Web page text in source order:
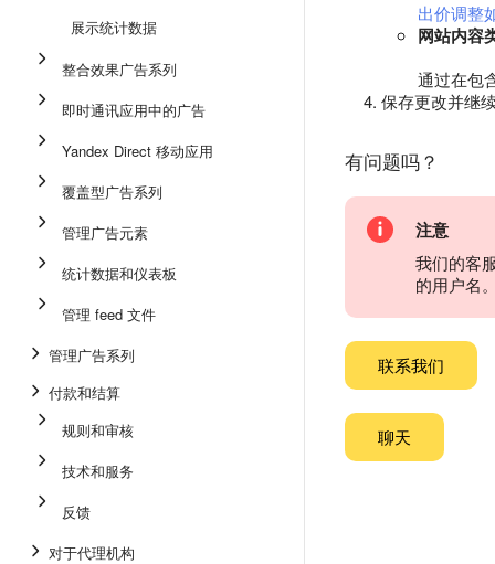
展示统计数据
整合效果广告系列
即时通讯应用中的广告
Yandex Direct 移动应用
覆盖型广告系列
管理广告元素
统计数据和仪表板
管理 feed 文件
管理广告系列
付款和结算
规则和审核
技术和服务
反馈
对于代理机构
出价调整
网站内容
通过在包
保存更改并继
有问题吗？
注意
我们的客
的用户名
联系我们
聊天